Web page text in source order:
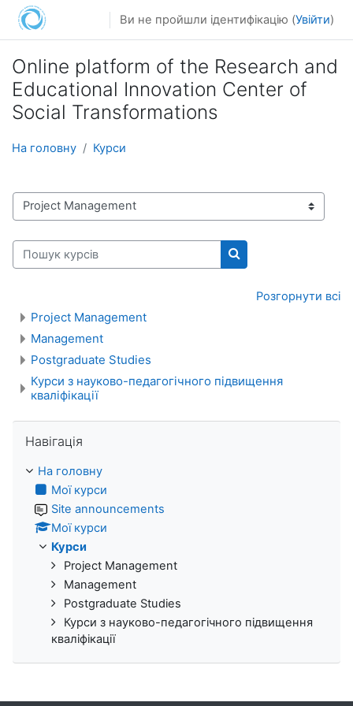
Перейти до головного вмісту
Ви не пройшли ідентифікацію (Увійти)
Online platform of the Research and
Educational Innovation Center of
Social Transformations
На головну Курси
Категорії курсів
Пошук курсів
Пошук курсів
Розгорнути всі
Project Management
Management
Postgraduate Studies
Курси з науково-педагогічного підвищення
кваліфікації
Навігація
На головну
Мої курси
Site announcements
Мої курси
Курси
Project Management
Management
Postgraduate Studies
Курси з науково-педагогічного підвищення
кваліфікації